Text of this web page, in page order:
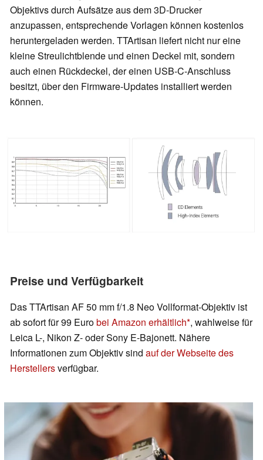
Objektivs durch Aufsätze aus dem 3D-Drucker
anzupassen, entsprechende Vorlagen können kostenlos
heruntergeladen werden. TTArtisan liefert nicht nur eine
kleine Streulichtblende und einen Deckel mit, sondern
auch einen Rückdeckel, der einen USB-C-Anschluss
besitzt, über den Firmware-Updates installiert werden
können.
Preise und Verfügbarkeit
Das TTArtisan AF 50 mm f/1.8 Neo Vollformat-Objektiv ist
ab sofort für 99 Eurobei Amazon erhältlich , wahlweise für
Leica L-, Nikon Z- oder Sony E-Bajonett. Nähere
Informationen zum Objektiv sind auf der Webseite des
Herstellersverfügbar.